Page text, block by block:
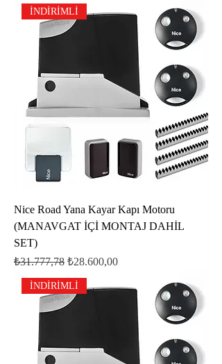
İNDİRİMLİ
Nice Road Yana Kayar Kapı Motoru
(MANAVGAT İÇİ MONTAJ DAHİL
SET)
Normal Fiyat
₺31.777,78 İndirimli Fiyat
₺28.600,00
İNDİRİMLİ